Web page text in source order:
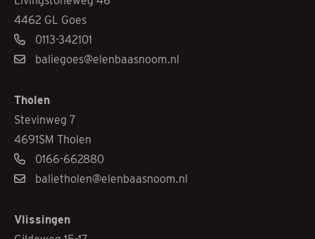
4462 GL Goes
0113-342101
baliegoes@elenbaasnoom.nl
Tholen
Stevinweg 7
4691SM Tholen
0166-662880
balietholen@elenbaasnoom.nl
Vlissingen